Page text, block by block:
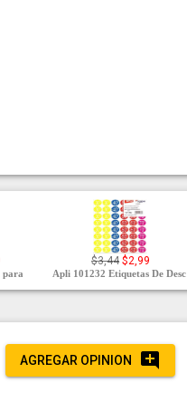
para
$3,44 $2,99
Apli 101232 Etiquetas De Desc
AGREGAR OPINION